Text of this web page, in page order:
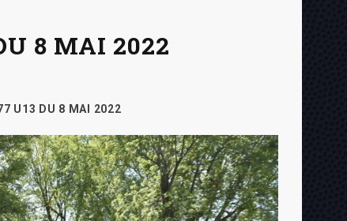
8 MAI 2022
U13 DU 8 MAI 2022